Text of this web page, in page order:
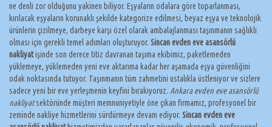
ne denli zor olduğunu yakinen biliyor. Eşyaların odalara göre toparlanması,
kırılacak eşyaların korunaklı şekilde kategorize edilmesi, beyaz eşya ve teknolojik
ürünlerin çizilmeye, darbeye karşı özel olarak ambalajlanması taşınmanın sağlıklı
olması için gerekli temel adımları oluşturuyor. Sincan evden eve asansörlü
nakliyatişinde son derece titiz davranan taşıma ekibimiz, paketlemeden
yüklemeye, yüklemeden yeni eve aktarıma kadar her aşamada eşya güvenliğini
odak noktasında tutuyor. Taşınmanın tüm zahmetini ustalıkla üstleniyor ve sizlere
sadece yeni bir eve yerleşmenin keyfini bırakıyoruz. Ankara evden eve asansörlü
nakliyatsektöründe müşteri memnuniyetiyle öne çıkan firmamız, profesyonel bir
zeminde nakliye hizmetlerini sürdürmeye devam ediyor. Sincan evden eve